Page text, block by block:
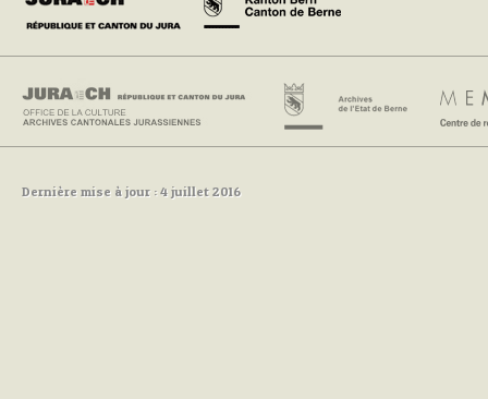
Dernière mise à jour : 4 juillet 2016